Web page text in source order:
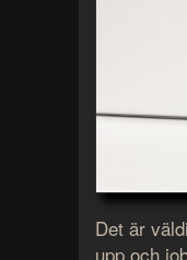
Det är
upp och